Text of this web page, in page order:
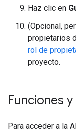
Haz clic en
(Opcional,
propietarios
rol de
proyecto.
Funciones
Para acceder a la